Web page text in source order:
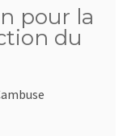
pour la
du